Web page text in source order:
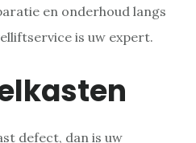
en onderhoud langs
is uw expert.
defect, dan is uw